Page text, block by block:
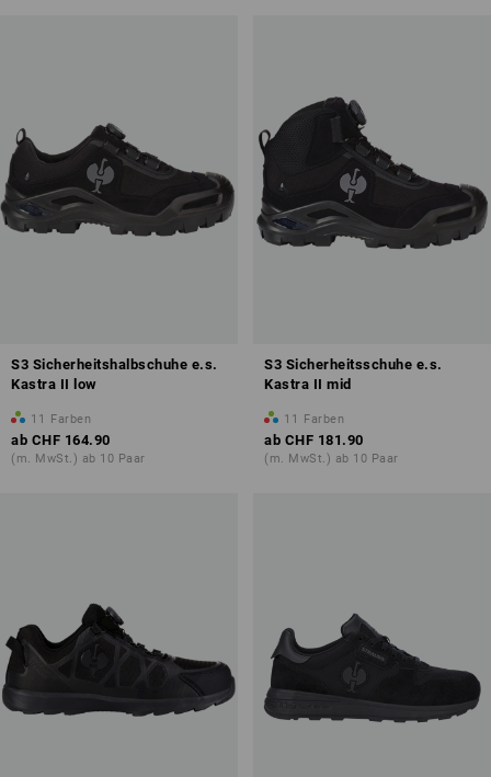
S3 Sicherheitshalbschuhe e.s.
Kastra II low
11 Farben
ab CHF 164.90
(m. MwSt.) ab 10 Paar
S3 Sicherheitsschuhe e.s.
Kastra II mid
11 Farben
ab CHF 181.90
(m. MwSt.) ab 10 Paar